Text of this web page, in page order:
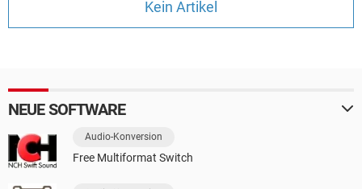
HARDWARE
Kein Artikel
NEUE SOFTWARE
Audio-Konversion
Free Multiformat Switch